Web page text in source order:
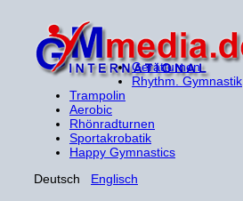
Gerätturnen
Rhythm. Gymnastik
Trampolin
Aerobic
Rhönradturnen
Sportakrobatik
Happy Gymnastics
Deutsch Englisch